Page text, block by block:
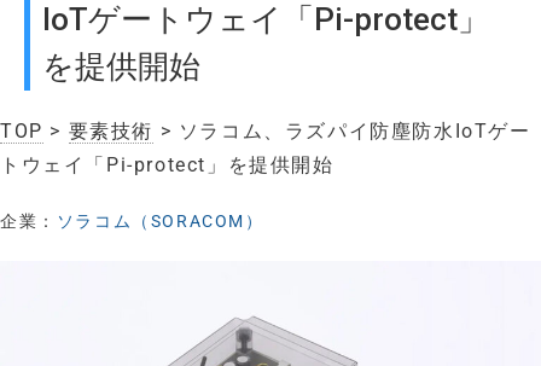
IoTゲートウェイ「Pi-protect」
を提供開始
TOP > 要素技術 > ソラコム、ラズパイ防塵防水IoTゲー
トウェイ「Pi-protect」を提供開始
企業： ソラコム（SORACOM）